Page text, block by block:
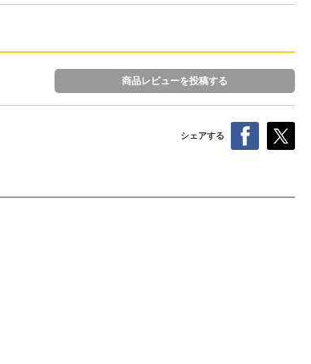
商品レビューを投稿する
シェアする